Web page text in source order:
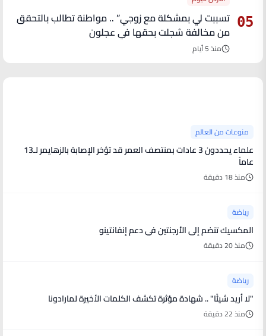
05
تسببت لي بمشكلة مع زوجي” .. مواطنة تطالب بالتحقق
من مخالفة سُجلت بحقها في عجلون
منذ 5 أيام
منوعات من العالم
علماء يحددون 3 عادات بمنتصف العمر قد تؤخر الإصابة بالزهايمر لـ13
عاماً
منذ 18 دقيقة
رياضة
المكسيك تنضم إلى الأرجنتين في دعم إنفانتينو
منذ 20 دقيقة
رياضة
"لا أريد شيئًا" .. شهادة مؤثرة تكشف الكلمات الأخيرة لمارادونا
منذ 22 دقيقة